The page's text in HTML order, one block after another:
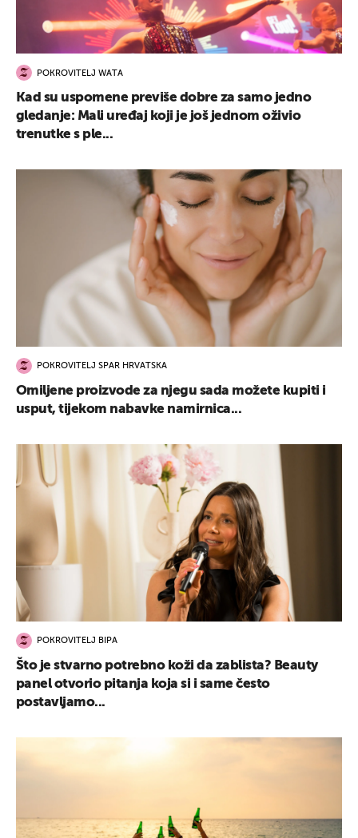
POKROVITELJ WATA
Kad su uspomene previše dobre za samo jedno
gledanje: Mali uređaj koji je još jednom oživio
trenutke s ple...
POKROVITELJ SPAR HRVATSKA
Omiljene proizvode za njegu sada možete kupiti i
usput, tijekom nabavke namirnica...
POKROVITELJ BIPA
Što je stvarno potrebno koži da zablista? Beauty
panel otvorio pitanja koja si i same često
postavljamo...